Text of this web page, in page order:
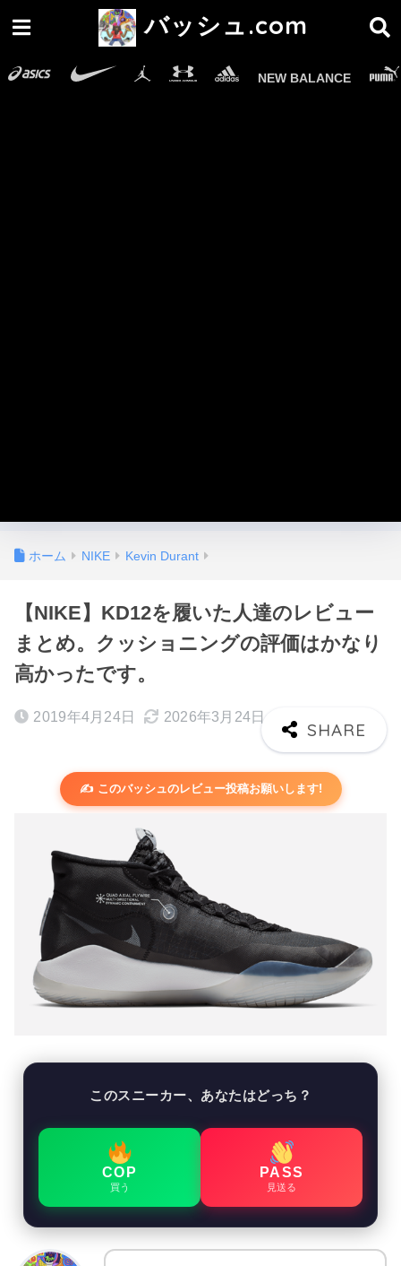
バッシュ.com
NEW BALANCE
ホーム NIKE Kevin Durant
【NIKE】KD12を履いた人達のレビュー
まとめ。クッショニングの評価はかなり
高かったです。
2019年4月24日 2026年3月24日
✍️ このバッシュのレビュー投稿お願いします!
このスニーカー、あなたはどっち？
COP
買う
PASS
見送る